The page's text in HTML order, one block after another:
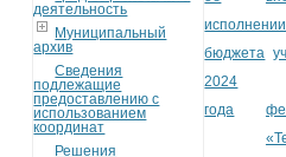
деятельность
Муниципальный
архив
Сведения
подлежащие
предоставлению с
использованием
координат
Решения
исполнении
бюджета
2024
года